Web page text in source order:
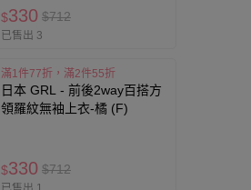
$330 $712
已售出 3
滿1件77折，滿2件55折
日本 GRL - 前後2way百搭方
領羅紋無袖上衣-橘 (F)
$330 $712